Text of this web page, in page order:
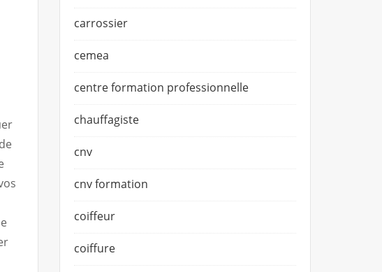
carrossier
cemea
centre formation professionnelle
chauffagiste
cnv
cnv formation
coiffeur
coiffure